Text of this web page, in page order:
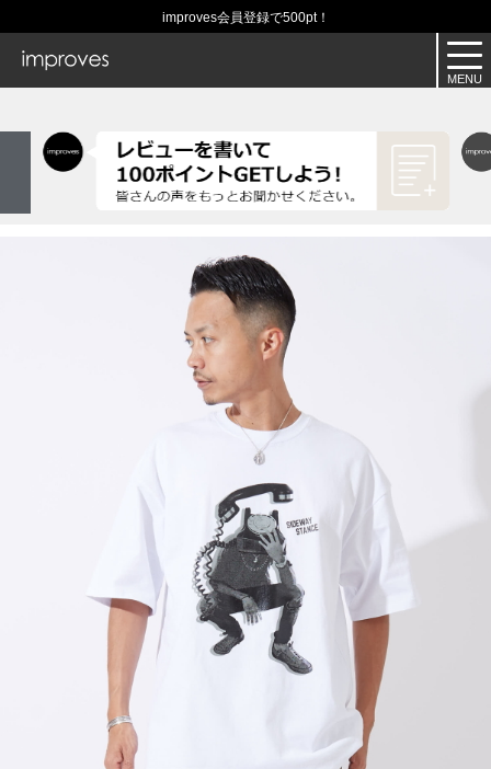
improves会員登録で500pt！